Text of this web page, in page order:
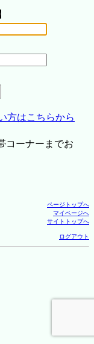
方はこちらから
コーナーまでお
ページトップへ
マイページへ
サイトトップへ
ログアウト